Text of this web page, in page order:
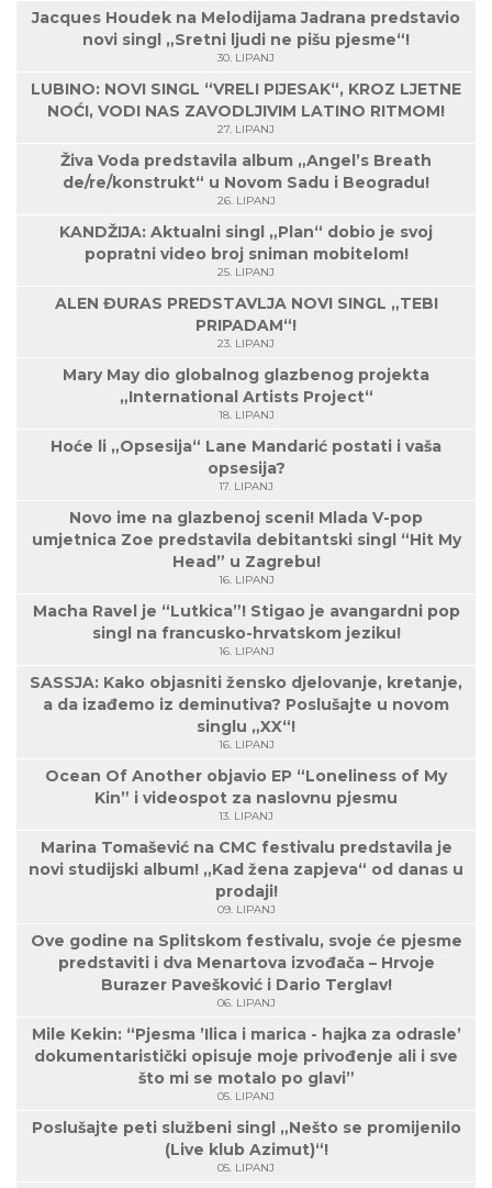
Jacques Houdek na Melodijama Jadrana predstavio
novi singl „Sretni ljudi ne pišu pjesme“!
30. LIPANJ
LUBINO: NOVI SINGL “VRELI PIJESAK“, KROZ LJETNE
NOĆI, VODI NAS ZAVODLJIVIM LATINO RITMOM!
27. LIPANJ
Živa Voda predstavila album „Angel’s Breath
de/re/konstrukt“ u Novom Sadu i Beogradu!
26. LIPANJ
KANDŽIJA: Aktualni singl „Plan“ dobio je svoj
popratni video broj sniman mobitelom!
25. LIPANJ
ALEN ĐURAS PREDSTAVLJA NOVI SINGL „TEBI
PRIPADAM“!
23. LIPANJ
Mary May dio globalnog glazbenog projekta
„International Artists Project“
18. LIPANJ
Hoće li „Opsesija“ Lane Mandarić postati i vaša
opsesija?
17. LIPANJ
Novo ime na glazbenoj sceni! Mlada V-pop
umjetnica Zoe predstavila debitantski singl “Hit My
Head” u Zagrebu!
16. LIPANJ
Macha Ravel je “Lutkica”! Stigao je avangardni pop
singl na francusko-hrvatskom jeziku!
16. LIPANJ
SASSJA: Kako objasniti žensko djelovanje, kretanje,
a da izađemo iz deminutiva? Poslušajte u novom
singlu „XX“!
16. LIPANJ
Ocean Of Another objavio EP “Loneliness of My
Kin” i videospot za naslovnu pjesmu
13. LIPANJ
Marina Tomašević na CMC festivalu predstavila je
novi studijski album! „Kad žena zapjeva“ od danas u
prodaji!
09. LIPANJ
Ove godine na Splitskom festivalu, svoje će pjesme
predstaviti i dva Menartova izvođača – Hrvoje
Burazer Pavešković i Dario Terglav!
06. LIPANJ
Mile Kekin: “Pjesma ’Ilica i marica - hajka za odrasle’
dokumentaristički opisuje moje privođenje ali i sve
što mi se motalo po glavi”
05. LIPANJ
Poslušajte peti službeni singl „Nešto se promijenilo
(Live klub Azimut)“!
05. LIPANJ